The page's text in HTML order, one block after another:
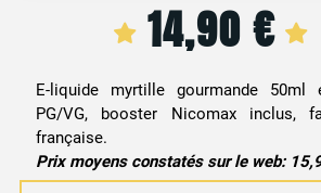
14,90€
E-liquide myrtille gourmande 50ml
PG/VG, booster Nicomax inclus,
française.
Prix moyens constatés sur le web: